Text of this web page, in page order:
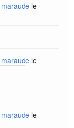
le
le
le